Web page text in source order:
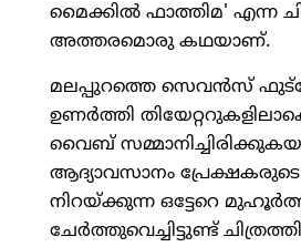
മൈക്കില്‍ ഫാത്തിമ' എന്ന
അത്തരമൊരു കഥയാണ്.
മലപ്പുറത്തെ സെവന്‍സ്
ഉണര്‍ത്തി
വൈബ്
ആദ്യാവസാനം
നിറയ്ക്കുന്ന ഒട്ടേറെ
ചേര്‍ത്തുവെച്ചിട്ടുണ്ട്